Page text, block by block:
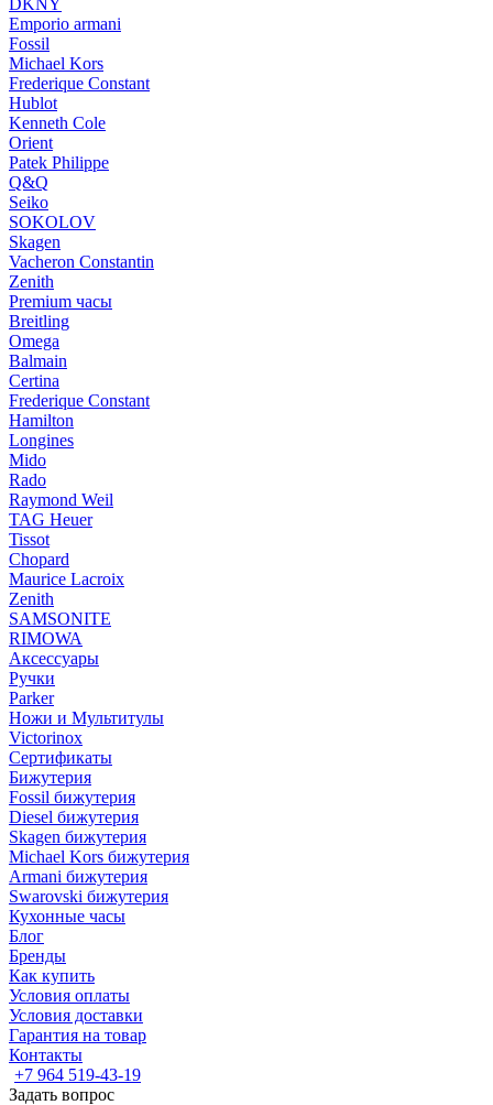
DKNY
Emporio armani
Fossil
Michael Kors
Frederique Constant
Hublot
Kenneth Cole
Orient
Patek Philippe
Q&Q
Seiko
SOKOLOV
Skagen
Vacheron Constantin
Zenith
Premium часы
Breitling
Omega
Balmain
Certina
Frederique Constant
Hamilton
Longines
Mido
Rado
Raymond Weil
TAG Heuer
Tissot
Chopard
Maurice Lacroix
Zenith
SAMSONITE
RIMOWA
Аксессуары
Ручки
Parker
Ножи и Мультитулы
Victorinox
Сертификаты
Бижутерия
Fossil бижутерия
Diesel бижутерия
Skagen бижутерия
Michael Kors бижутерия
Armani бижутерия
Swarovski бижутерия
Кухонные часы
Блог
Бренды
Как купить
Условия оплаты
Условия доставки
Гарантия на товар
Контакты
+7 964 519-43-19
Задать вопрос